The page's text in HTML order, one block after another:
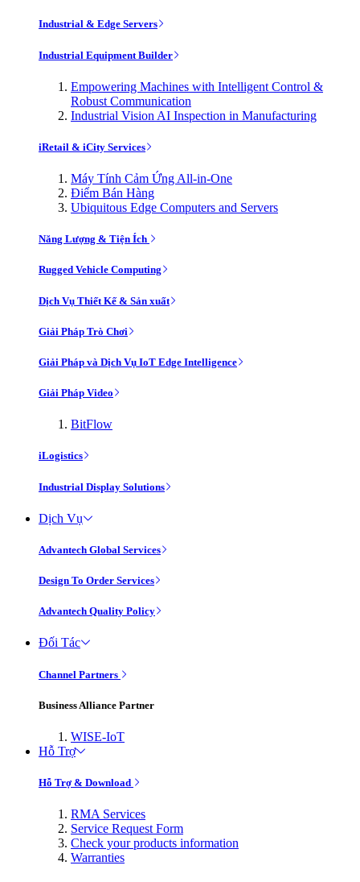
Industrial & Edge Servers
Industrial Equipment Builder
Empowering Machines with Intelligent Control &
Robust Communication
Industrial Vision AI Inspection in Manufacturing
iRetail & iCity Services
Máy Tính Cảm Ứng All-in-One
Điểm Bán Hàng
Ubiquitous Edge Computers and Servers
Năng Lượng & Tiện Ích
Rugged Vehicle Computing
Dịch Vụ Thiết Kế & Sản xuất
Giải Pháp Trò Chơi
Giải Pháp và Dịch Vụ IoT Edge Intelligence
Giải Pháp Video
BitFlow
iLogistics
Industrial Display Solutions
Dịch Vụ
Advantech Global Services
Design To Order Services
Advantech Quality Policy
Đối Tác
Channel Partners
Business Alliance Partner
WISE-IoT
Hỗ Trợ
Hỗ Trợ & Download
RMA Services
Service Request Form
Check your products information
Warranties